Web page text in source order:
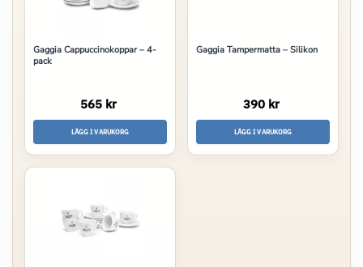
Gaggia Cappuccinokoppar – 4-
pack
565 kr
LÄGG I VARUKORG
Gaggia Tampermatta – Silikon
390 kr
LÄGG I VARUKORG